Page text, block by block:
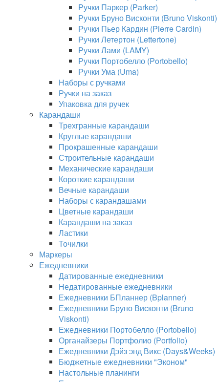
Ручки Паркер (Parker)
Ручки Бруно Висконти (Bruno Viskonti)
Ручки Пьер Кардин (Pierre Cardin)
Ручки Летертон (Lettertone)
Ручки Лами (LAMY)
Ручки Портобелло (Portobello)
Ручки Ума (Uma)
Наборы с ручками
Ручки на заказ
Упаковка для ручек
Карандаши
Трехгранные карандаши
Круглые карандаши
Прокрашенные карандаши
Строительные карандаши
Механические карандаши
Короткие карандаши
Вечные карандаши
Наборы с карандашами
Цветные карандаши
Карандаши на заказ
Ластики
Точилки
Маркеры
Ежедневники
Датированные ежедневники
Недатированные ежедневники
Ежедневники БПланнер (Bplanner)
Ежедневники Бруно Висконти (Bruno
Viskonti)
Ежедневники Портобелло (Portobello)
Органайзеры Портфолио (Portfolio)
Ежедневники Дэйз энд Викс (Days&Weeks)
Бюджетные ежедневники "Эконом"
Настольные планинги